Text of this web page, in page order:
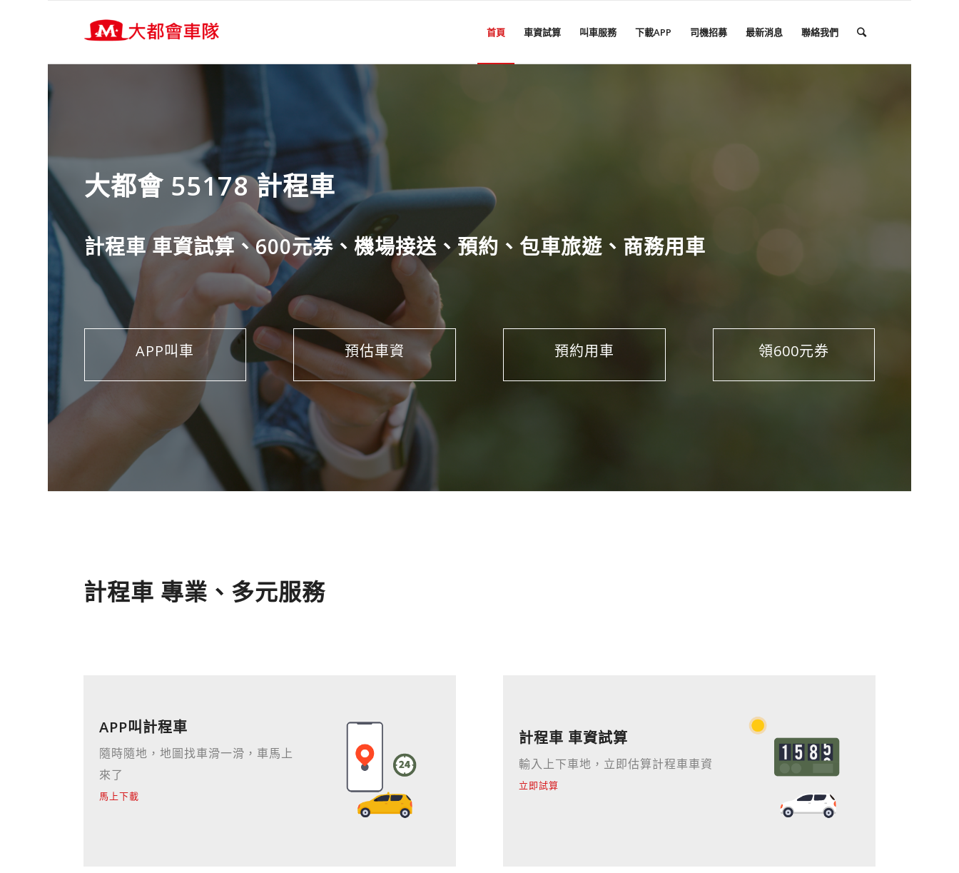
首頁 車資試算 叫車服務 下載APP 司機招募 最新消息 聯絡我們
大都會 55178 計程車
計程車 車資試算、600元券、機場接送、預約、包車旅遊、商務用車
APP叫車 預估車資 預約用車 領600元券
計程車 專業、多元服務
APP叫計程車
隨時隨地，地圖找車滑一滑，車馬上
來了
馬上下載
計程車 車資試算
輸入上下車地，立即估算計程車車資
立即試算